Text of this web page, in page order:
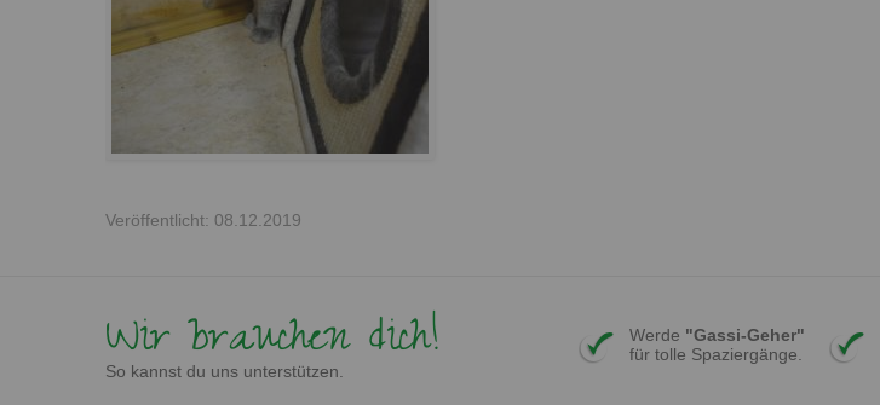
Veröffentlicht: 08.12.2019
Wir brauchen dich!
So kannst du uns unterstützen.
Werde "Gassi-Geher"
für tolle Spaziergänge.